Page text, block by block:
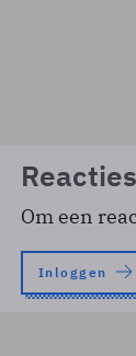
Reacties
Om een
Inloggen